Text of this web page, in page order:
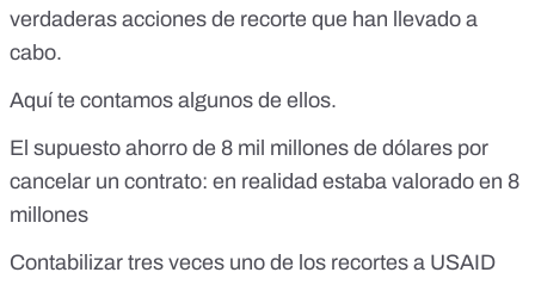
verdaderas acciones de recorte que han llevado a
cabo.
Aquí te contamos algunos de ellos.
El supuesto ahorro de 8 mil millones de dólares por
cancelar un contrato: en realidad estaba valorado en 8
millones
Contabilizar tres veces uno de los recortes a USAID